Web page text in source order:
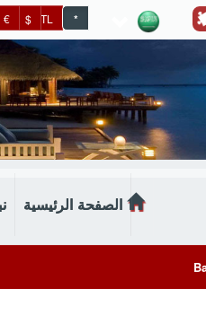
*
TL
$
€
الصفحة الرئيسية